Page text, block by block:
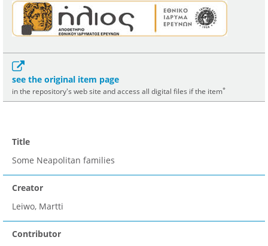
see the original item page
in the repository's web site and access all digital files if the item*
Title
Some Neapolitan families
Creator
Leiwo, Martti
Contributor